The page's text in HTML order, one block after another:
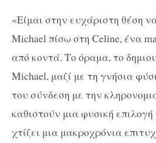
«Είμαι στην ευχάριστη θέση
Michael πίσω στη Celine, ένα
από κοντά. Το όραμα, το
Michael, μαζί με τη γνήσια
του σύνδεση με την
καθιστούν μια φυσική
χτίζει μια μακροχρόνια